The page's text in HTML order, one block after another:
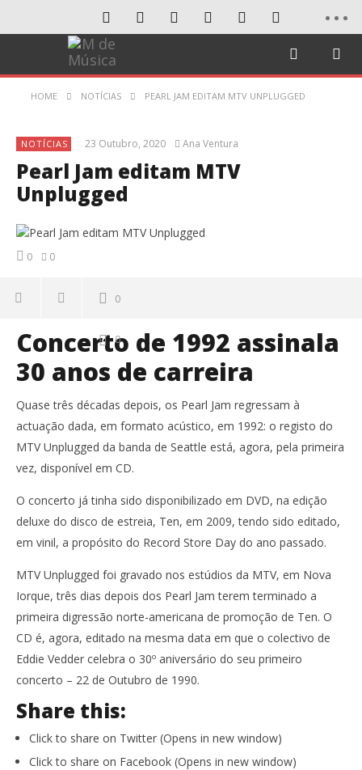
HOME NOTÍCIAS PEARL JAM EDITAM MTV UNPLUGGED
NOTÍCIAS 23 Outubro, 2020 Ana Ventura
Pearl Jam editam MTV
Unplugged
0 0
0
0
Concerto de 1992 assinala
30 anos de carreira
Quase três décadas depois, os Pearl Jam regressam à
actuação dada, em formato acústico, em 1992: o registo do
MTV Unplugged da banda de Seattle está, agora, pela primeira
vez, disponível em CD.
O concerto já tinha sido disponibilizado em DVD, na edição
deluxe do disco de estreia, Ten, em 2009, tendo sido editado,
em vinil, a propósito do Record Store Day do ano passado.
MTV Unplugged foi gravado nos estúdios da MTV, em Nova
Iorque, três dias depois dos Pearl Jam terem terminado a
primeira digressão norte-americana de promoção de Ten. O
CD é, agora, editado na mesma data em que o colectivo de
Eddie Vedder celebra o 30º aniversário do seu primeiro
concerto – 22 de Outubro de 1990.
Share this:
Click to share on Twitter (Opens in new window)
Click to share on Facebook (Opens in new window)